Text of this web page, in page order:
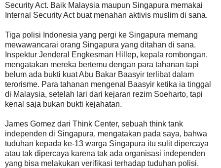
Security Act. Baik Malaysia maupun Singapura memakai
Internal Security Act buat menahan aktivis muslim di sana.
Tiga polisi Indonesia yang pergi ke Singapura memang
mewawancarai orang Singapura yang ditahan di sana.
Inspektur Jenderal Engkesman Hillep, kepala rombongan,
mengatakan mereka bertemu dengan para tahanan tapi
belum ada bukti kuat Abu Bakar Baasyir terlibat dalam
terorisme. Para tahanan mengenal Baasyir ketika ia tinggal
di Malaysia, setelah lari dari kejaran rezim Soeharto, tapi
kenal saja bukan bukti kejahatan.
James Gomez dari Think Center, sebuah think tank
independen di Singapura, mengatakan pada saya, bahwa
tuduhan kepada ke-13 warga Singapura itu sulit dipercaya
atau tak dipercaya karena tak ada organisasi independen
yang bisa melakukan verifikasi terhadap tuduhan polisi.